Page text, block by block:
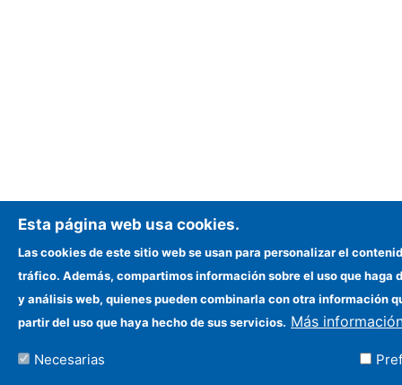
Esta página web usa cookies.
Las cookies de este sitio web se usan para personalizar el
tráfico. Además, compartimos información sobre el uso que haga
y análisis web, quienes pueden combinarla con otra información
partir del uso que haya hecho de sus servicios. Más
Necesarias